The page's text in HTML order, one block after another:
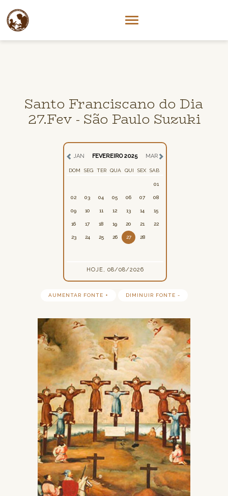
Santo Franciscano do Dia
27.Fev - São Paulo Suzuki
JAN FEVEREIRO 2025 MAR
DOM SEG TER QUA QUI SEX SAB
01
02 03 04 05 06 07 08
09 10 11 12 13 14 15
16 17 18 19 20 21 22
23 24 25 26 27 28
HOJE, 08/08/2026
AUMENTAR FONTE + DIMINUIR FONTE -